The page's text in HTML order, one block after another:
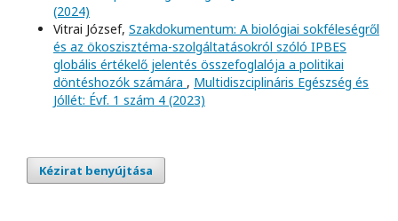
(2024)
Vitrai József, Szakdokumentum: A biológiai sokféleségről
és az ökoszisztéma-szolgáltatásokról szóló IPBES
globális értékelő jelentés összefoglalója a politikai
döntéshozók számára , Multidiszciplináris Egészség és
Jóllét: Évf. 1 szám 4 (2023)
Kézirat benyújtása